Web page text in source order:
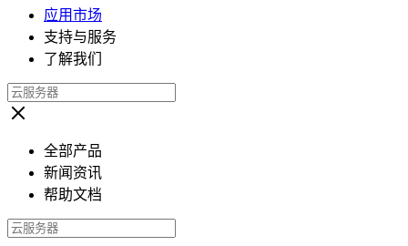
应用市场
支持与服务
了解我们
全部产品
新闻资讯
帮助文档